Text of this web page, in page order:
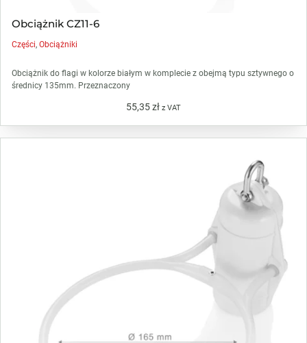
Obciążnik CZ11-6
Części,Obciążniki
Obciążnik do flagi w kolorze białym w komplecie z obejmą typu sztywnego o
średnicy 135mm. Przeznaczony
55,35zł z VAT